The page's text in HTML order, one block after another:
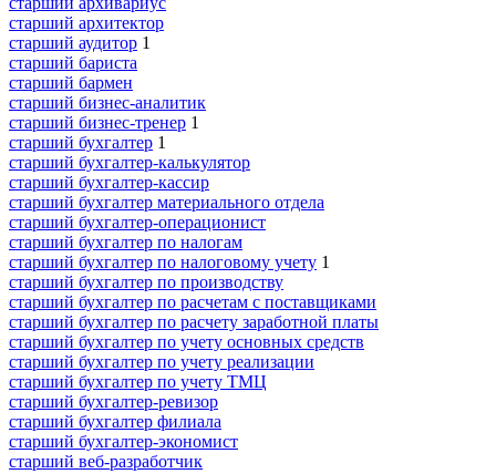
старший архитектор
старший аудитор 1
старший бариста
старший бармен
старший бизнес-аналитик
старший бизнес-тренер 1
старший бухгалтер 1
старший бухгалтер-калькулятор
старший бухгалтер-кассир
старший бухгалтер материального отдела
старший бухгалтер-операционист
старший бухгалтер по налогам
старший бухгалтер по налоговому учету 1
старший бухгалтер по производству
старший бухгалтер по расчетам с поставщиками
старший бухгалтер по расчету заработной платы
старший бухгалтер по учету основных средств
старший бухгалтер по учету реализации
старший бухгалтер по учету ТМЦ
старший бухгалтер-ревизор
старший бухгалтер филиала
старший бухгалтер-экономист
старший веб-разработчик